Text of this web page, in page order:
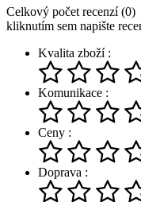
Celkový počet recenzí (0)
kliknutím sem napište
Kvalita zboží :
Komunikace :
Ceny :
Doprava :